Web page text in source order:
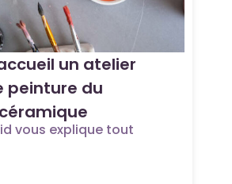
un atelier
peinture du
céramique
vous explique tout